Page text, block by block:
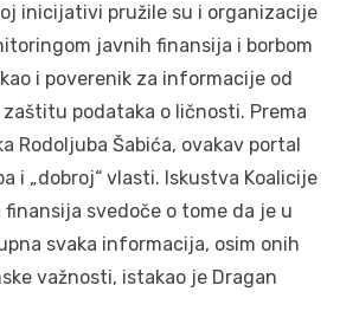
inicijativi pružile su i organizacije
javnih finansija i borbom
i poverenik za informacije od
podataka o ličnosti. Prema
Rodoljuba Šabića, ovakav portal
i „dobroj“ vlasti. Iskustva Koalicije
svedoče o tome da je u
svaka informacija, osim onih
važnosti, istakao je Dragan